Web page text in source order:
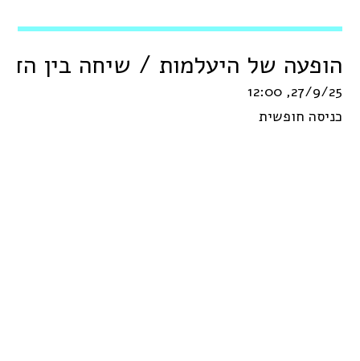
הופעה של היעלמות / שיחה בין
27/9/25, 12:00
כניסה חופשית